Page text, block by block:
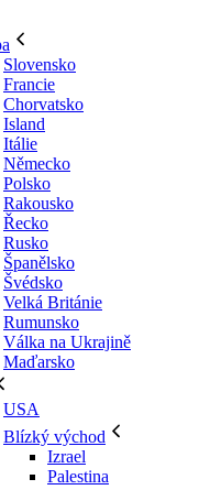
Slovensko
Francie
Chorvatsko
Island
Itálie
Německo
Polsko
Rakousko
Řecko
Rusko
Španělsko
Švédsko
Velká Británie
Rumunsko
Válka na Ukrajině
Maďarsko
USA
Blízký východ
Izrael
Palestina